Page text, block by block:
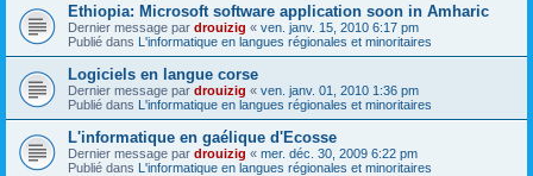
Ethiopia: Microsoft software application soon in Amharic
Dernier message par drouizig « ven. janv. 15, 2010 6:17 pm
Publié dans L'informatique en langues régionales et minoritaires
Logiciels en langue corse
Dernier message par drouizig « ven. janv. 01, 2010 1:36 pm
Publié dans L'informatique en langues régionales et minoritaires
L'informatique en gaélique d'Ecosse
Dernier message par drouizig « mer. déc. 30, 2009 6:22 pm
Publié dans L'informatique en langues régionales et minoritaires